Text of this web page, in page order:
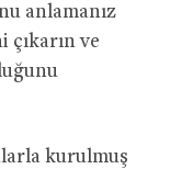
anlamanız
çıkarın ve
kurulmuş